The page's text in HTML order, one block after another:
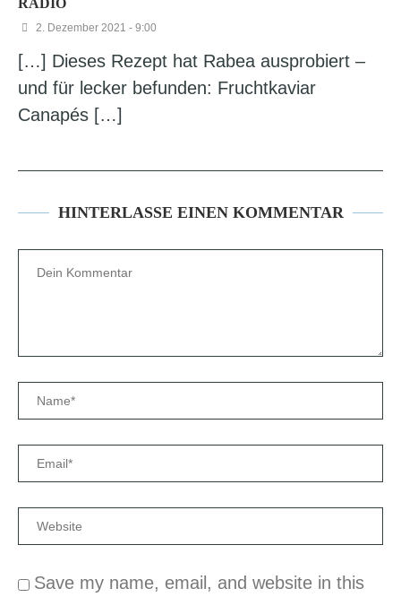
RADIO
2. Dezember 2021 - 9:00
[…] Dieses Rezept hat Rabea ausprobiert –
und für lecker befunden: Fruchtkaviar
Canapés […]
HINTERLASSE EINEN KOMMENTAR
Save my name, email, and website in this